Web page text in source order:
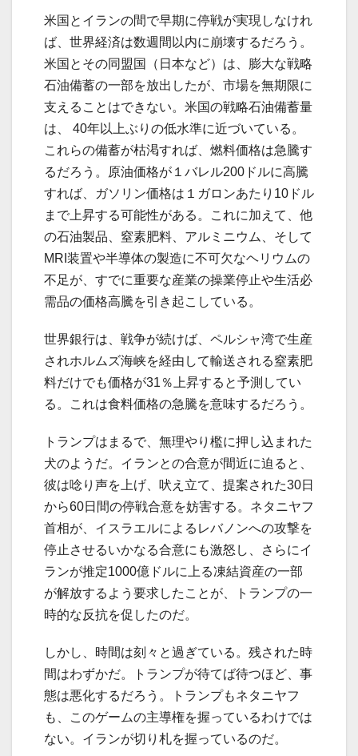
米国とイランの間で早期に停戦が実現しなけれ
ば、世界経済は数週間以内に崩壊するだろう。
米国とその同盟国（日本など）は、膨大な戦略
石油備蓄の一部を放出したが、市場を無期限に
支えることはできない。米国の戦略石油備蓄量
は、 40年以上ぶりの低水準に近づいている。
これらの備蓄が枯渇すれば、燃料価格は急騰す
るだろう。原油価格が１バレル200ドルに高騰
すれば、ガソリン価格は１ガロンあたり10ドル
まで上昇する可能性がある。これに加えて、他
の石油製品、窒素肥料、アルミニウム、そして
MRI装置や半導体の製造に不可欠なヘリウムの
不足が、すでに重要な産業の操業停止や生活必
需品の価格高騰を引き起こしている。
世界銀行は、戦争が続けば、ペルシャ湾で生産
されホルムズ海峡を経由して輸送される窒素肥
料だけでも価格が31％上昇すると予測してい
る。これは食料価格の急騰を意味するだろう。
トランプはまるで、無理やり檻に押し込まれた
犬のようだ。イランとの合意が間近に迫ると、
彼は唸り声を上げ、吠え立て、提案された30日
から60日間の停戦合意を妨害する。ネタニヤフ
首相が、イスラエルによるレバノンへの攻撃を
停止させるいかなる合意にも激怒し、さらにイ
ランが推定1000億ドルに上る凍結資産の一部
が解放するよう要求したことが、トランプの一
時的な反抗を促したのだ。
しかし、時間は刻々と過ぎている。残された時
間はわずかだ。トランプが待てば待つほど、事
態は悪化するだろう。トランプもネタニヤフ
も、このゲームの主導権を握っているわけでは
ない。イランが切り札を握っているのだ。